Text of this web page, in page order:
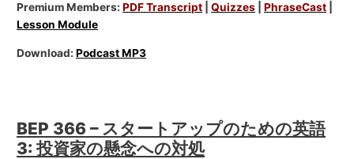
Premium Members:PDF Transcript |Quizzes |PhraseCast
Lesson Module
Download:Podcast MP3
BEP 366 – スタートアップのための英語
3: 投資家の懸念への対処